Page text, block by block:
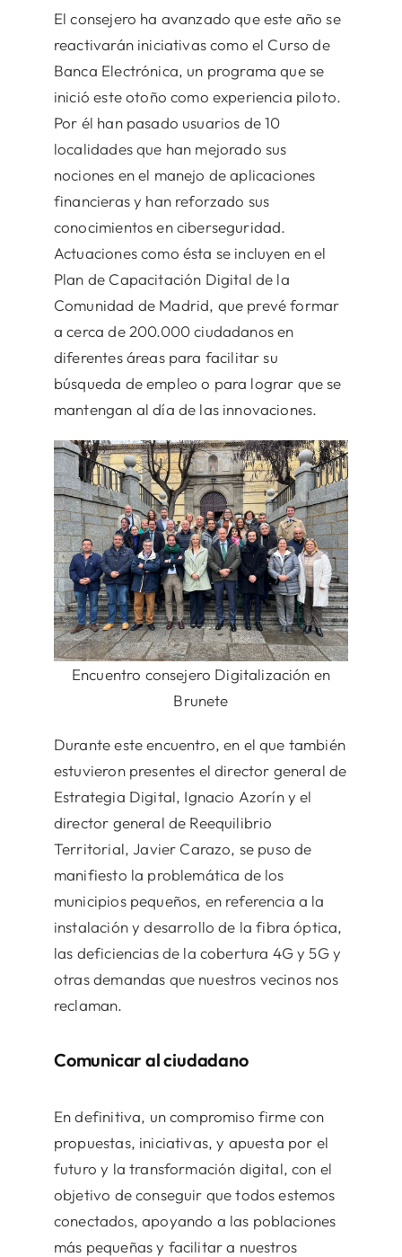
El consejero ha avanzado que este año se
reactivarán iniciativas como el Curso de
Banca Electrónica, un programa que se
inició este otoño como experiencia piloto.
Por él han pasado usuarios de 10
localidades que han mejorado sus
nociones en el manejo de aplicaciones
financieras y han reforzado sus
conocimientos en ciberseguridad.
Actuaciones como ésta se incluyen en el
Plan de Capacitación Digital de la
Comunidad de Madrid, que prevé formar
a cerca de 200.000 ciudadanos en
diferentes áreas para facilitar su
búsqueda de empleo o para lograr que se
mantengan al día de las innovaciones.
Encuentro consejero Digitalización en
Brunete
Durante este encuentro, en el que también
estuvieron presentes el director general de
Estrategia Digital, Ignacio Azorín y el
director general de Reequilibrio
Territorial, Javier Carazo, se puso de
manifiesto la problemática de los
municipios pequeños, en referencia a la
instalación y desarrollo de la fibra óptica,
las deficiencias de la cobertura 4G y 5G y
otras demandas que nuestros vecinos nos
reclaman.
Comunicar al ciudadano
En definitiva, un compromiso firme con
propuestas, iniciativas, y apuesta por el
futuro y la transformación digital, con el
objetivo de conseguir que todos estemos
conectados, apoyando a las poblaciones
más pequeñas y facilitar a nuestros